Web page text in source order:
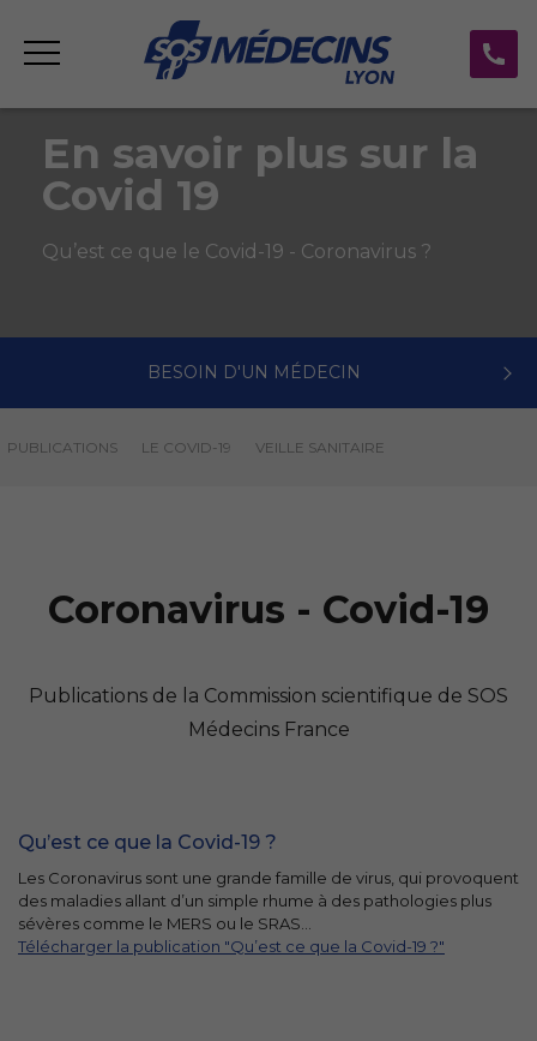
BESOIN D'UN MÉDECIN
En savoir plus sur la
Covid 19
Qu’est ce que le Covid-19 - Coronavirus ?
PUBLICATIONS LE COVID-19 VEILLE SANITAIRE
Coronavirus - Covid-19
Publications de la Commission scientifique de SOS
Médecins France
Qu’est ce que la Covid-19 ?
Les Coronavirus sont une grande famille de virus, qui provoquent
des maladies allant d’un simple rhume à des pathologies plus
sévères comme le MERS ou le SRAS...
Télécharger la publication "Qu’est ce que la Covid-19 ?"